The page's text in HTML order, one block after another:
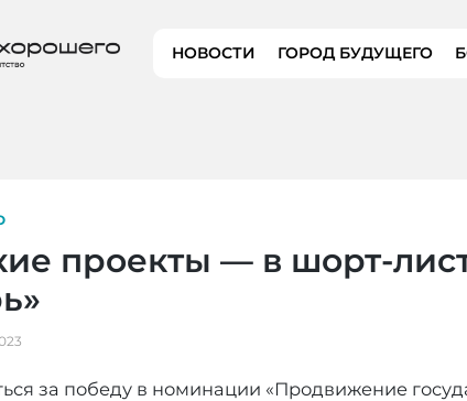
НОВОСТИ ГОРОД БУДУЩЕГО
проекты — в шорт-
за победу в номинации «Продвижение